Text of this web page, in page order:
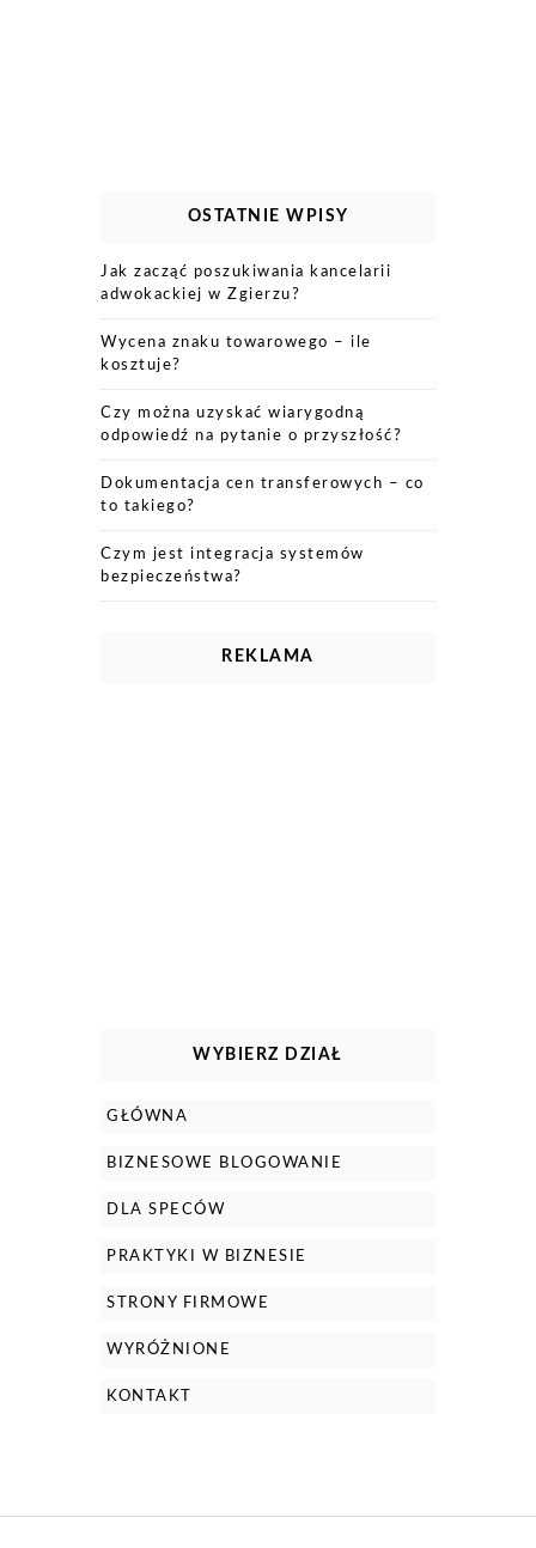
OSTATNIE WPISY
Jak zacząć poszukiwania kancelarii
adwokackiej w Zgierzu?
Wycena znaku towarowego – ile
kosztuje?
Czy można uzyskać wiarygodną
odpowiedź na pytanie o przyszłość?
Dokumentacja cen transferowych – co
to takiego?
Czym jest integracja systemów
bezpieczeństwa?
REKLAMA
WYBIERZ DZIAŁ
GŁÓWNA
BIZNESOWE BLOGOWANIE
DLA SPECÓW
PRAKTYKI W BIZNESIE
STRONY FIRMOWE
WYRÓŻNIONE
KONTAKT